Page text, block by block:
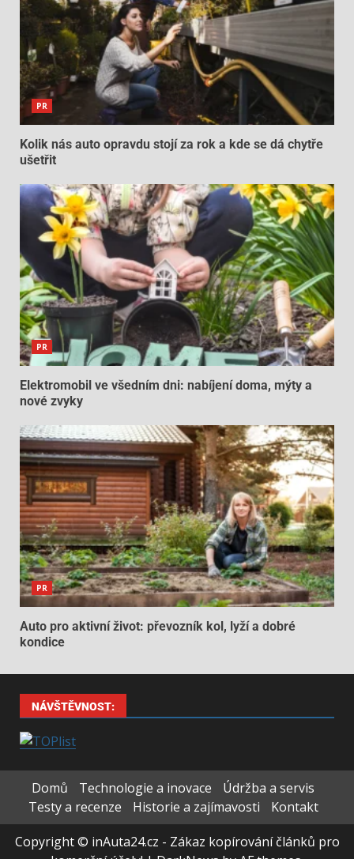
PR
Kolik nás auto opravdu stojí za rok a kde se dá chytře
ušetřit
PR
Elektromobil ve všedním dni: nabíjení doma, mýty a
nové zvyky
PR
Auto pro aktivní život: převozník kol, lyží a dobré
kondice
NÁVŠTĚVNOST:
Domů Technologie a inovace
Údržba a servis
Testy a recenze
Historie a zajímavosti
Kontakt
Copyright © inAuta24.cz - Zákaz kopírování článků pro